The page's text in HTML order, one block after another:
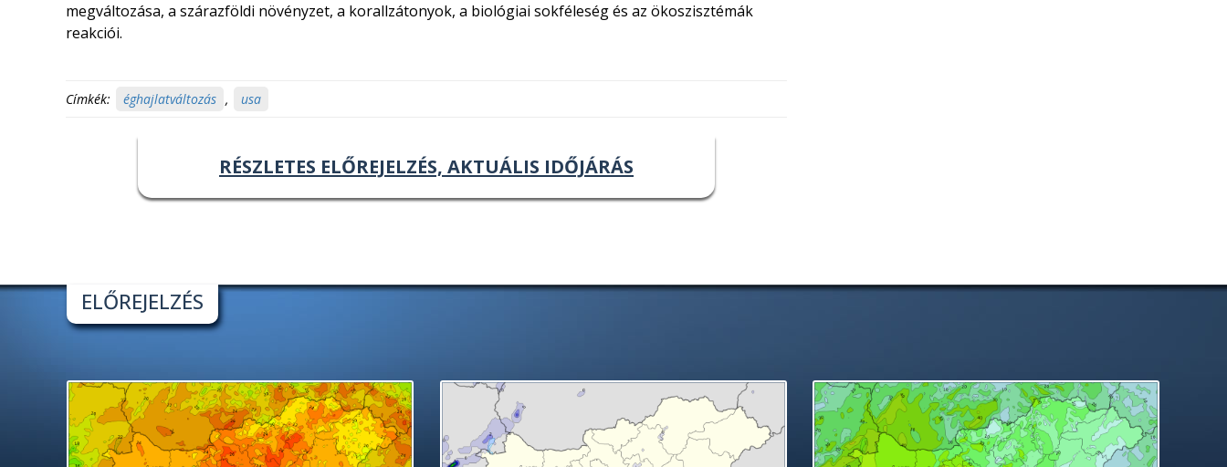
megváltozása, a szárazföldi növényzet, a korallzátonyok, a biológiai sokféleség és az ökoszisztémák
reakciói.
Címkék: éghajlatváltozás , usa
RÉSZLETES ELŐREJELZÉS, AKTUÁLIS IDŐJÁRÁS
ELŐREJELZÉS